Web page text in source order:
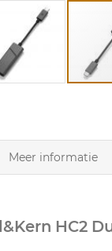
HC2
Meer informatie